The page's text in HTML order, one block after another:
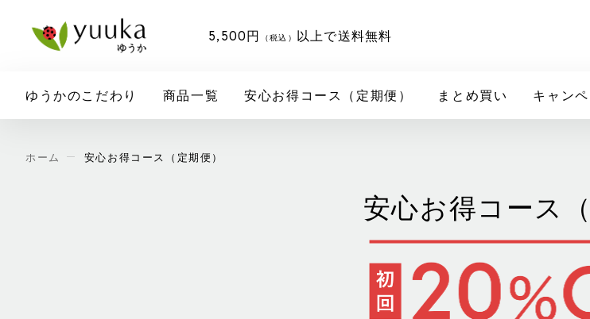
5,500円 （税込） 以上で送料無料
ゆうかのこだわり 商品一覧 安心お得コース（定期便） まとめ買い キャン
ホーム 安心お得コース（定期便）
安心お得コース